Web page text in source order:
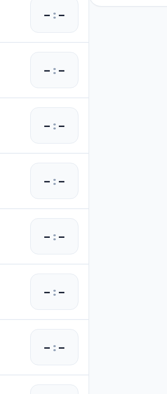
– :–
– :–
– :–
– :–
– :–
– :–
– :–